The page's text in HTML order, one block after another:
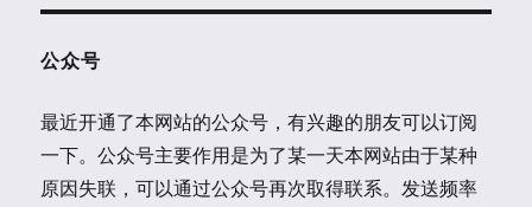
公众号
最近开通了本网站的公众号，有兴趣的朋友可以订阅
一下。公众号主要作用是为了某一天本网站由于某种
原因失联，可以通过公众号再次取得联系。发送频率